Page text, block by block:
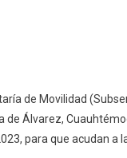
de Movilidad
Álvarez,
para que acudan a